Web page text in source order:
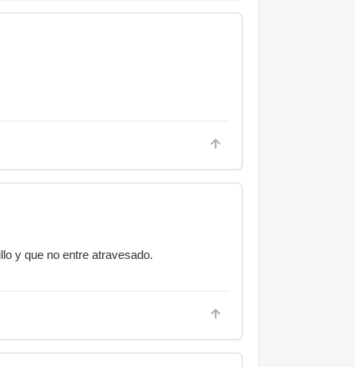
y que no entre atravesado.